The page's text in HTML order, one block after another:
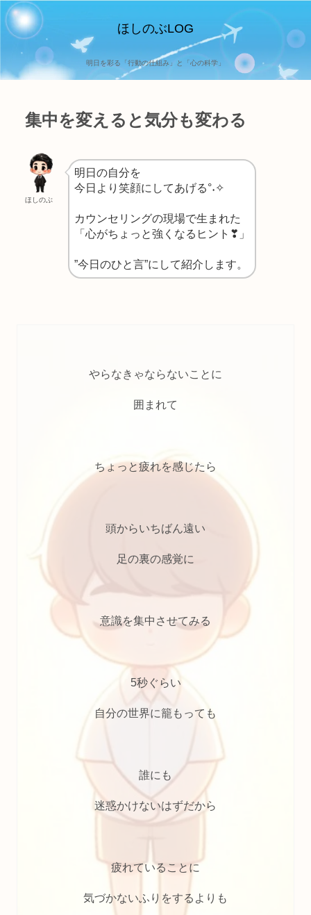
ほしのぶLOG
明日を彩る「行動の仕組み」と「心の科学」
集中を変えると気分も変わる
ほしのぶ
明日の自分を
今日より笑顔にしてあげる°˖✧
カウンセリングの現場で生まれた
「心がちょっと強くなるヒント❣」
”今日のひと言”にして紹介します。
やらなきゃならないことに
囲まれて
ちょっと疲れを感じたら
頭からいちばん遠い
足の裏の感覚に
意識を集中させてみる
5秒ぐらい
自分の世界に籠もっても
誰にも
迷惑かけないはずだから
疲れていることに
気づかないふりをするよりも